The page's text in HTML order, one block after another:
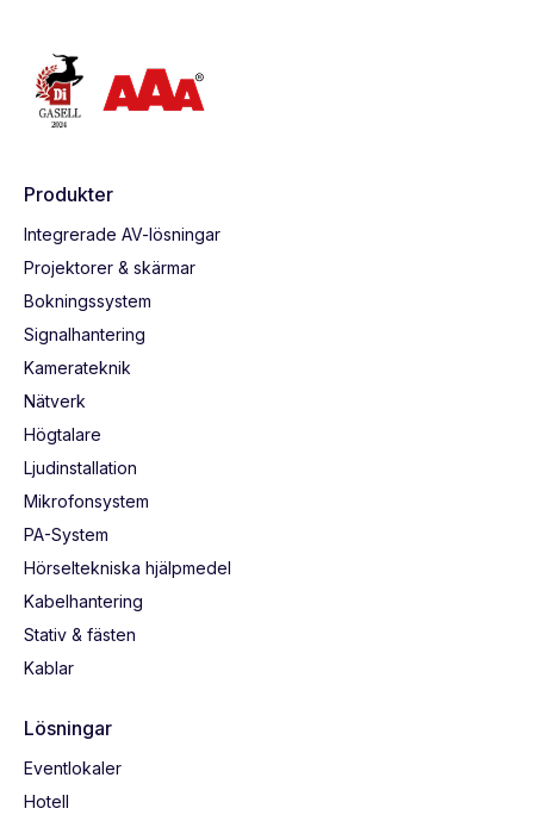
Produkter
Integrerade AV-lösningar
Projektorer & skärmar
Bokningssystem
Signalhantering
Kamerateknik
Nätverk
Högtalare
Ljudinstallation
Mikrofonsystem
PA-System
Hörseltekniska hjälpmedel
Kabelhantering
Stativ & fästen
Kablar
Lösningar
Eventlokaler
Hotell